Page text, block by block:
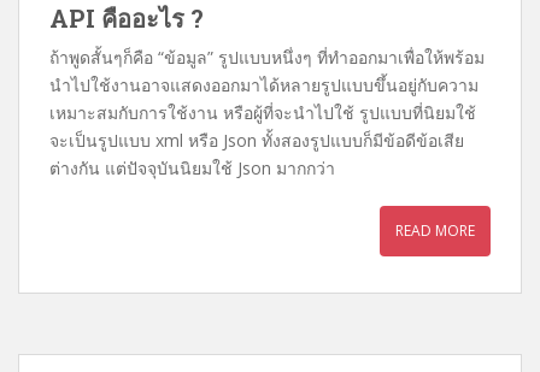
c
b
o
o
k
i
t
t
e
r
n
e
i
l
API คืออะไร ?
ถ้าพูดสั้นๆก็คือ “ข้อมูล” รูปแบบหนึ่งๆ ที่ทำออกมาเพื่อให้พร้อม
นำไปใช้งานอาจแสดงออกมาได้หลายรูปแบบขึ้นอยู่กับความ
เหมาะสมกับการใช้งาน หรือผู้ที่จะนำไปใช้ รูปแบบที่นิยมใช้
จะเป็นรูปแบบ xml หรือ Json ทั้งสองรูปแบบก็มีข้อดีข้อเสีย
ต่างกัน แต่ปัจจุบันนิยมใช้ Json มากกว่า
READ MORE